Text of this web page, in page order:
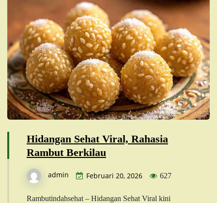
Hidangan Sehat Viral, Rahasia
Rambut Berkilau
admin Februari 20, 2026 627
Rambutindahsehat – Hidangan Sehat Viral kini